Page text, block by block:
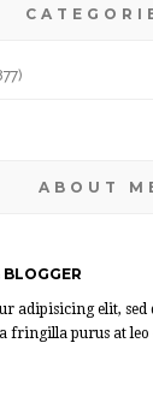
ABOUT
adipisicing elit,
fringilla purus at